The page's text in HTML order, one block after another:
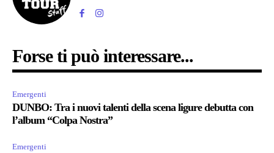
Forse ti può interessare...
Emergenti
DUNBO: Tra i nuovi talenti della scena ligure debutta con
l’album “Colpa Nostra”
Emergenti